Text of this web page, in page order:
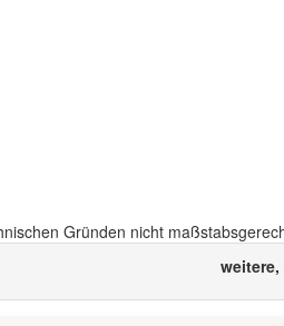
Gründen nicht